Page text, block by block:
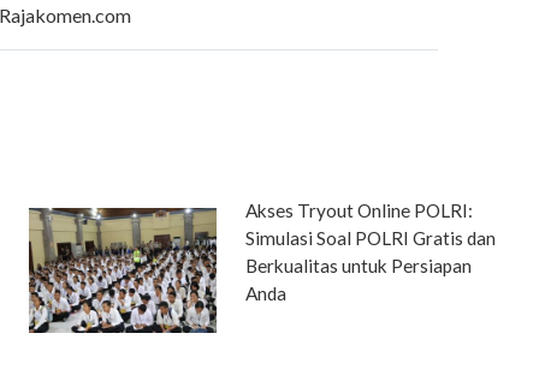
Akses Tryout Online POLRI:
Simulasi Soal POLRI Gratis dan
Berkualitas untuk Persiapan
Anda